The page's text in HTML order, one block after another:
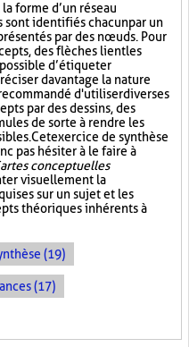
forme d’un réseau
identifiés chacun par un
par des nœuds. Pour
des flèches lient les
d’étiqueter
davantage la nature
d'utiliser diverses
par des dessins, des
de sorte à rendre les
Cet exercice de synthèse
pas hésiter à le faire à
conceptuelles
visuellement la
sur un sujet et les
théoriques inhérents à
(19)
(17)